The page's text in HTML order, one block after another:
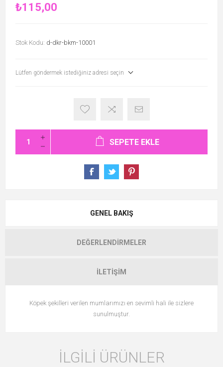
₺115,00
Stok Kodu: d-dkr-bkm-10001
Lütfen göndermek istediğiniz adresi seçin
SEPETE EKLE
GENEL BAKIŞ
DEĞERLENDIRMELER
İLETIŞIM
Köpek şekilleri verilen mumlarımızı en sevimli hali ile sizlere
sunulmuştur.
İLGILI ÜRÜNLER